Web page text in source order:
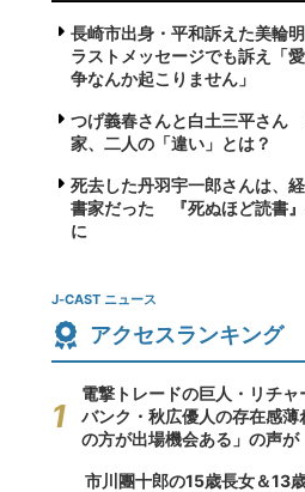
長崎市出身・平和訴えた美輪
ラストメッセージでも訴え「
争なんか起こりません」
つげ義春さんと白土三平さん
家、二人の「違い」とは？
死去した丹羽宇一郎さんは、
書家だった 『死ぬほど読書
に
J-CAST ニュース
アクセスランキング
電撃トレードの巨人・リチャ
バンク・秋広優人の存在感薄
の方が出場機会ある」の声が
市川團十郎の15歳長女＆13